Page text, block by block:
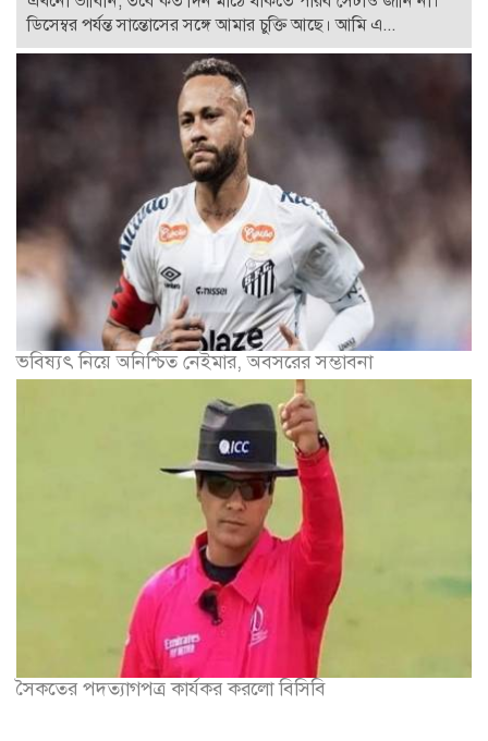
ডিসেম্বর পর্যন্ত সান্তোসের সঙ্গে আমার চুক্তি আছে। আমি এ...
ভবিষ্যৎ নিয়ে অনিশ্চিত নেইমার, অবসরের সম্ভাবনা
সৈকতের পদত্যাগপত্র কার্যকর করলো বিসিবি